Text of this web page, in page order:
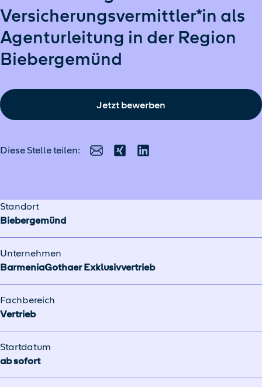
Versicherungsvermittler*in als
Agenturleitung in der Region
Biebergemünd
Jetzt bewerben
Diese Stelle teilen:
E-MailXing LinkedIn
Standort
Biebergemünd
Unternehmen
BarmeniaGothaer Exklusivvertrieb
Fachbereich
Vertrieb
Startdatum
ab sofort